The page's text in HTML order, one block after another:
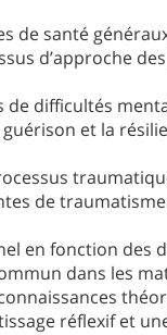
de santé
d’approche
difficultés
et la
de
en fonction des
dans les
réflexif et